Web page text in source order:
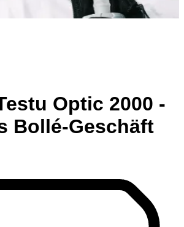
Optic 2000 -
Bollé-Geschäft